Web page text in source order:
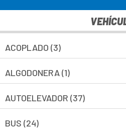
ACOPLADO (3)
ALGODONERA (1)
AUTOELEVADOR (37)
BUS (24)